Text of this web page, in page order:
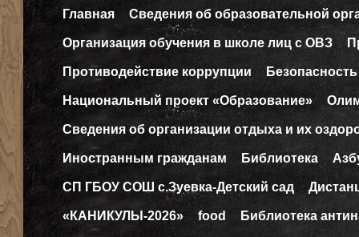
Главная Сведения об образовательной
Организация обучения в школе лиц с ОВЗ
Противодействие коррупции Безопасность
Национальный проект «Образование»
Сведения об организации отдыха и их
Иностранным гражданам Библиотека
СП ГБОУ СОШ с.Зуевка-Детский сад
«КАНИКУЛЫ-2026» food Библиотека